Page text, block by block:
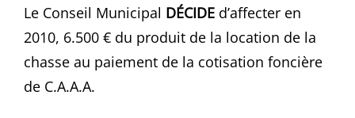
Le Conseil Municipal DÉCIDE d’affecter en
2010, 6.500 € du produit de la location de la
chasse au paiement de la cotisation foncière
de C.A.A.A.